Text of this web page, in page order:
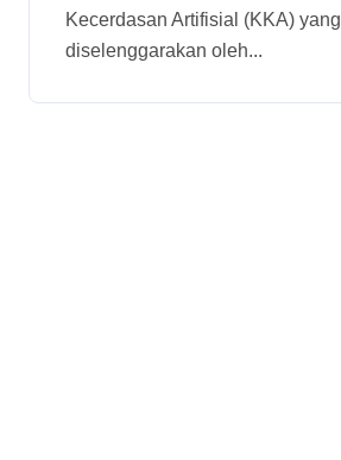
Kecerdasan Artifisial (KKA) yang
diselenggarakan oleh...